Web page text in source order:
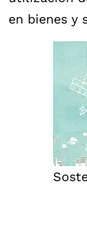
en bienes y